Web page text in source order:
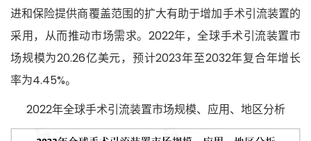
进和保险提供商覆盖范围的扩大有助于增加手术引流装置的
采用，从而推动市场需求。2022年，全球手术引流装置市
场规模为20.26亿美元，预计2023年至2032年复合年增长
率为4.45%。
2022年全球手术引流装置市场规模、应用、地区分析